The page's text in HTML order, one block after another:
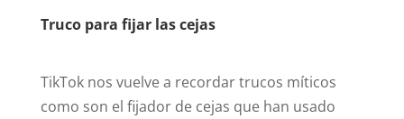
Truco para fijar las cejas
TikTok nos vuelve a recordar trucos míticos
como son el fijador de cejas que han usado